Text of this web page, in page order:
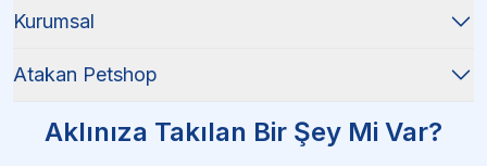
Kurumsal
Atakan Petshop
Aklınıza Takılan Bir Şey Mi Var?